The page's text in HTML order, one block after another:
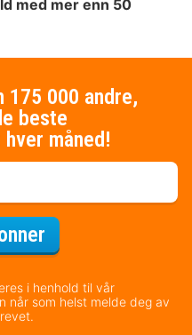
med mer enn 50
175 000 andre,
beste
måned!
i henhold til vår
når som helst melde deg av